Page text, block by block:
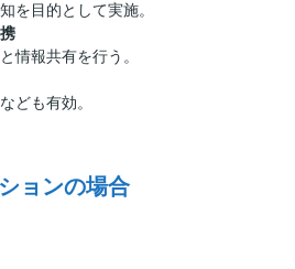
を目的として実施。
情報共有を行う。
ども有効。
ョンの場合